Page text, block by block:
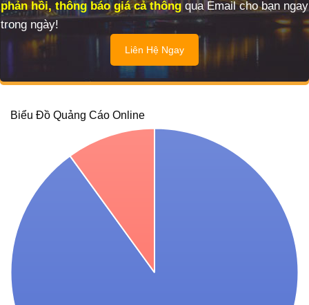
phản hồi, thông báo giá cả thông qua Email cho bạn ngay
trong ngày!
Liên Hệ Ngay
Biểu Đồ Quảng Cáo Online